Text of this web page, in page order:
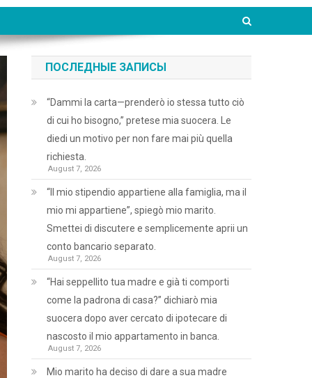
ПОСЛЕДНЫЕ ЗАПИСЫ
“Dammi la carta—prenderò io stessa tutto ciò
di cui ho bisogno,” pretese mia suocera. Le
diedi un motivo per non fare mai più quella
richiesta.
August 7, 2026
“Il mio stipendio appartiene alla famiglia, ma il
mio mi appartiene”, spiegò mio marito.
Smettei di discutere e semplicemente aprii un
conto bancario separato.
August 7, 2026
“Hai seppellito tua madre e già ti comporti
come la padrona di casa?” dichiarò mia
suocera dopo aver cercato di ipotecare di
nascosto il mio appartamento in banca.
August 7, 2026
Mio marito ha deciso di dare a sua madre